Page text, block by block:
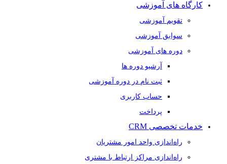
کارگاه های آموزشی
تقویم آموزشی
سوابق آموزشی
دوره های آموزشی
آرشیو دوره ها
ثبت نام در دوره آموزشی
حساب کاربری
پرداخت
خدمات تخصصی CRM
راه‌اندازی واحد امور مشتریان
راه‌اندازی مراکز ارتباط با مشتری